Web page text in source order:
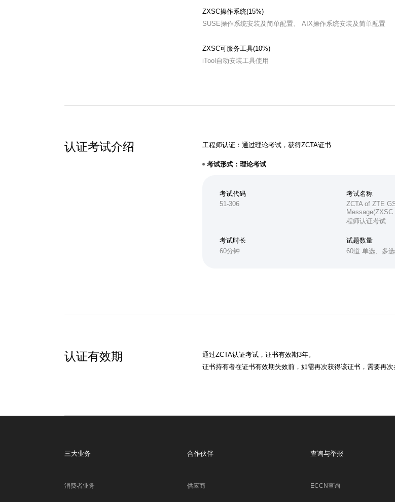
ZXSC操作系统(15%)
SUSE操作系统安装及简单配置、 AIX操作系统安装及简单配置
ZXSC可服务工具(10%)
iTool自动安装工具使用
认证考试介绍 工程师认证：通过理论考试，获得ZCTA证书
考试形式：理论考试
考试代码
51-306
考试名称
ZCTA of ZTE
程师认证考试
考试时长
60分钟
试题数量
60道 单选、多
认证有效期
通过ZCTA认证考试，证书有效期3年。
证书持有者在证书有效期失效前，如需再次获得该证书，需要再次
三大业务
消费者业务
合作伙伴
供应商
查询与举报
ECCN查询